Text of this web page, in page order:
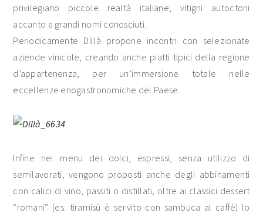
privilegiano piccole realtà italiane, vitigni autoctoni
accanto a grandi nomi conosciuti.
Periodicamente Dillà propone incontri con selezionate
aziende vinicole, creando anche piatti tipici della regione
d’appartenenza, per un’immersione totale nelle
eccellenze enogastronomiche del Paese.
Infine nel menu dei dolci, espressi, senza utilizzo di
semilavorati, vengono proposti anche degli abbinamenti
con calici di vino, passiti o distillati, oltre ai classici dessert
“romani” (es: tiramisù è servito con sambuca al caffè) lo